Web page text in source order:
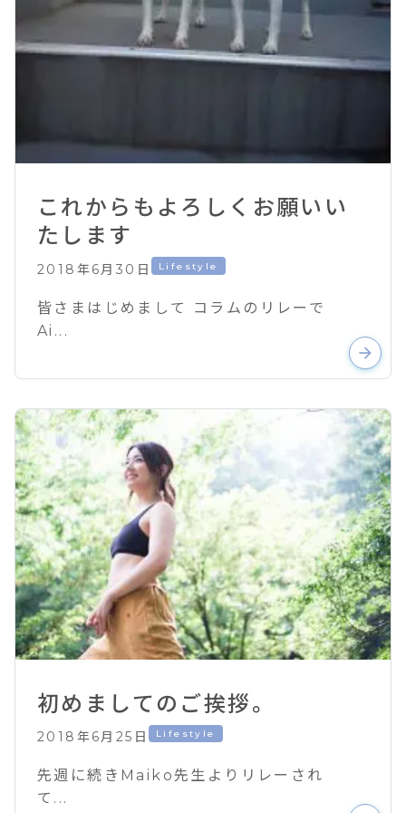
これからもよろしくお願いい
たします
2018年6月30日 Lifestyle
皆さまはじめまして コラムのリレーで
Ai...
arrow_forward
初めましてのご挨拶。
2018年6月25日 Lifestyle
先週に続きMaiko先生よりリレーされ
て...